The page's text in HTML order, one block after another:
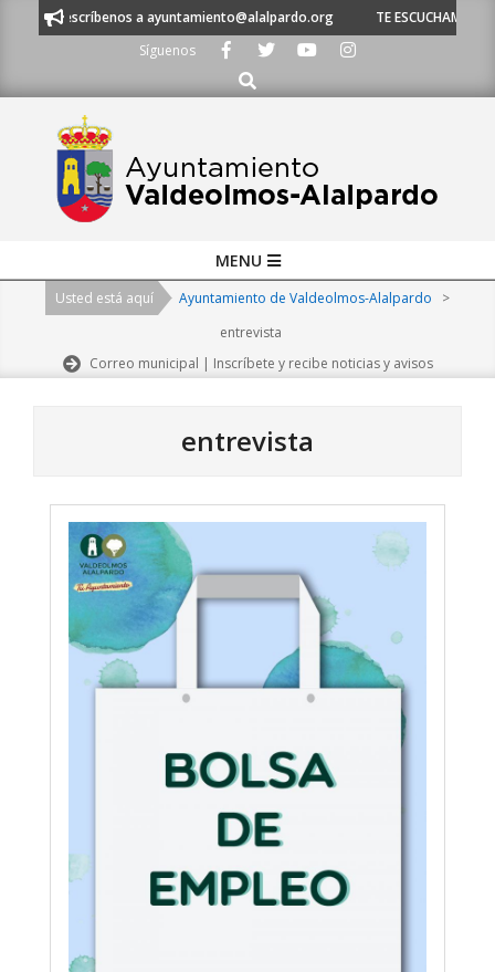
escríbenos a ayuntamiento@alalpardo.org
TE ESCUCHAMOS -
Síguenos
Buscar
Navigation
MENU
Usted está aquí Ayuntamiento de Valdeolmos-Alalpardo
>
entrevista
Correo municipal | Inscríbete y recibe noticias y avisos
entrevista